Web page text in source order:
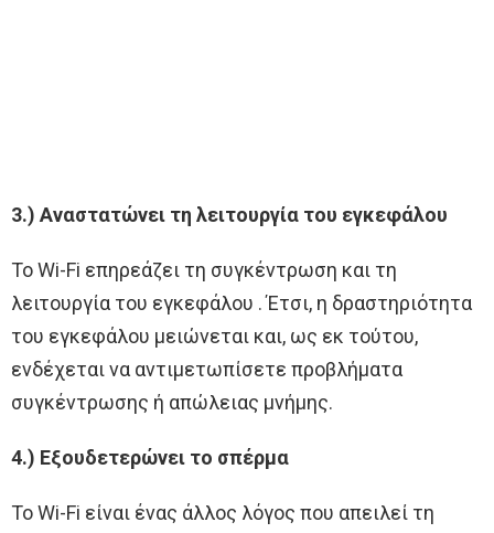
3.) Αναστατώνει τη λειτουργία του εγκεφάλου
Το Wi-Fi επηρεάζει τη συγκέντρωση και τη
λειτουργία του εγκεφάλου . Έτσι, η δραστηριότητα
του εγκεφάλου μειώνεται και, ως εκ τούτου,
ενδέχεται να αντιμετωπίσετε προβλήματα
συγκέντρωσης ή απώλειας μνήμης.
4.) Εξουδετερώνει το σπέρμα
Το Wi-Fi είναι ένας άλλος λόγος που απειλεί τη